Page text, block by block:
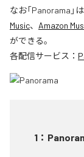
なお「Panorama 」は
Music、 Amazon
ができる。
各配信サービス：
1 ：